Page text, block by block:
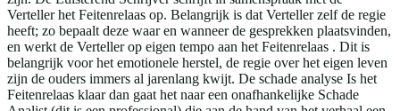
Verteller het Feitenrelaas op. Belangrijk is dat Verteller zelf de regie
heeft; zo bepaalt deze waar en wanneer de gesprekken plaatsvinden,
en werkt de Verteller op eigen tempo aan het Feitenrelaas . Dit is
belangrijk voor het emotionele herstel, de regie over het eigen leven
zijn de ouders immers al jarenlang kwijt. De schade analyse Is het
Feitenrelaas klaar dan gaat het naar een onafhankelijke Schade